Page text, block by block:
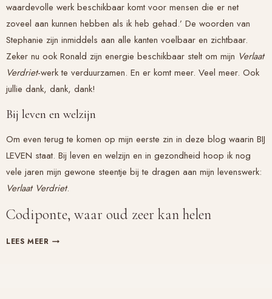
waardevolle werk beschikbaar komt voor mensen die er net
zoveel aan kunnen hebben als ik heb gehad.’ De woorden van
Stephanie zijn inmiddels aan alle kanten voelbaar en zichtbaar.
Zeker nu ook Ronald zijn energie beschikbaar stelt om mijn Verlaat
Verdriet-werk te verduurzamen. En er komt meer. Veel meer. Ook
jullie dank, dank, dank!
Bij leven en welzijn
Om even terug te komen op mijn eerste zin in deze blog waarin BIJ
LEVEN staat. Bij leven en welzijn en in gezondheid hoop ik nog
vele jaren mijn gewone steentje bij te dragen aan mijn levenswerk:
Verlaat Verdriet.
Codiponte, waar oud zeer kan helen
LEES MEER WAT